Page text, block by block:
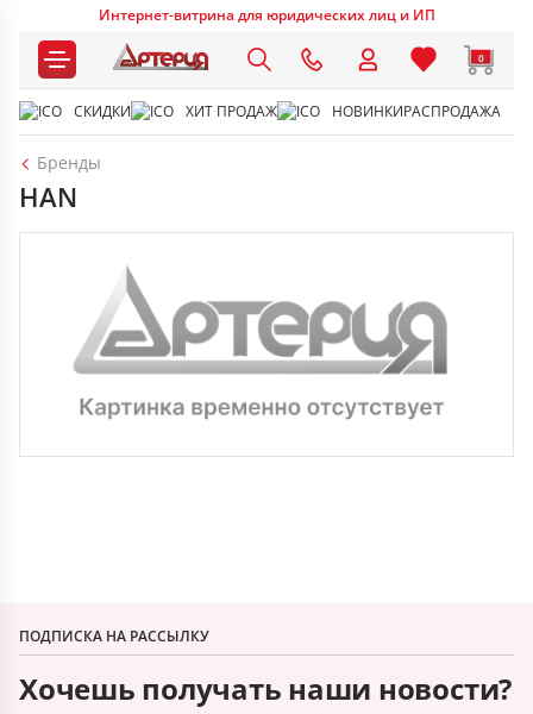
Интернет-витрина для юридических лиц и ИП
0
СКИДКИ ХИТ ПРОДАЖ НОВИНКИРАСПРОДАЖА
Бренды
HAN
ПОДПИСКА НА РАССЫЛКУ
Хочешь получать наши новости?